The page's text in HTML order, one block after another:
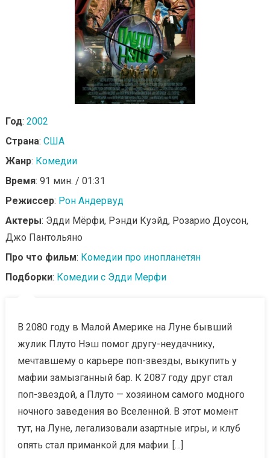
Год: 2002
Страна: США
Жанр: Комедии
Время: 91 мин. / 01:31
Режиссер: Рон Андервуд
Актеры: Эдди Мёрфи, Рэнди Куэйд, Розарио Доусон,
Джо Пантольяно
Про что фильм: Комедии про инопланетян
Подборки: Комедии с Эдди Мерфи
В 2080 году в Малой Америке на Луне бывший
жулик Плуто Нэш помог другу-неудачнику,
мечтавшему о карьере поп-звезды, выкупить у
мафии замызганный бар. К 2087 году друг стал
поп-звездой, а Плуто — хозяином самого модного
ночного заведения во Вселенной. В этот момент
тут, на Луне, легализовали азартные игры, и клуб
опять стал приманкой для мафии. […]